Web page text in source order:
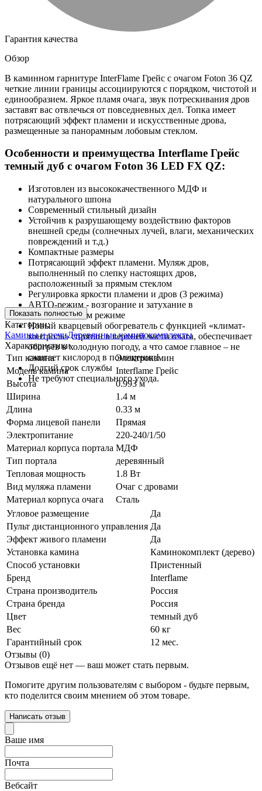
Гарантия качества
Обзор
В каминном гарнитуре InterFlame Грейс с очагом Foton 36 QZ
четкие линии границы ассоциируются с порядком, чистотой и
единообразием. Яркое пламя очага, звук потрескивания дров
заставят вас отвлечься от повседневных дел. Топка имеет
потрясающий эффект пламени и искусственные дрова,
размещенные за панорамным лобовым стеклом.
Особенности и преимущества Interflame Грейс
темный дуб с очагом Foton 36 LED FX QZ:
Изготовлен из высококачественного МДФ и
натурального шпона
Современный стильный дизайн
Устойчив к разрушающему воздействию факторов
внешней среды (солнечных лучей, влаги, механических
повреждений и т.д.)
Компактные размеры
Потрясающий эффект пламени. Муляж дров,
выполненный по слепку настоящих дров,
расположенный за прямым стеклом
Регулировка яркости пламени и дров (3 режима)
АВТО-режим - возгорание и затухание в
автоматическом режиме
Новый кварцевый обогреватель с функцией «климат-
контроль» спрятан в верхней части очага, обеспечивает
обогрев в холодную погоду, а что самое главное – не
сжигает кислород в помещении!
Долгий срок службы
Не требуют специального ухода.
Показать полностью
Категории:
Камины и печиДеревянные каминокомплекты
Характеристики
Тип камина
Электрокамин
Модель камина
Interflame Грейс
Высота
0.993 м
Ширина
1.4 м
Длина
0.33 м
Форма лицевой панели
Прямая
Электропитание
220-240/1/50
Материал корпуса портала МДФ
Тип портала
деревянный
Тепловая мощность
1.8 Вт
Вид муляжа пламени
Очаг с дровами
Материал корпуса очага
Сталь
Угловое размещение
Да
Пульт дистанционного управления Да
Эффект живого пламени
Да
Установка камина
Каминокомплект (дерево)
Способ установки
Пристенный
Бренд
Interflame
Страна производитель
Россия
Страна бренда
Россия
Цвет
темный дуб
Вес
60 кг
Гарантийный срок
12 мес.
Отзывы (0)
Отзывов ещё нет — ваш может стать первым.
Помогите другим пользователям с выбором - будьте первым,
кто поделится своим мнением об этом товаре.
Написать отзыв
Ваше имя
Почта
Вебсайт